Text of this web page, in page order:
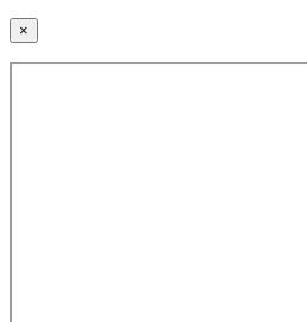
×